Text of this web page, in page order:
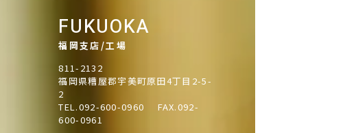
FUKUOKA
福岡支店/工場
811-2132
福岡県糟屋郡宇美町原田4丁目2-5-
2
TEL.092-600-0960
FAX.092-
600-0961